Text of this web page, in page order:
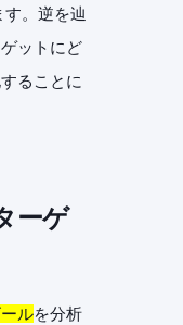
。逆を辿
ットにど
ることに
ーゲ
ルを分析